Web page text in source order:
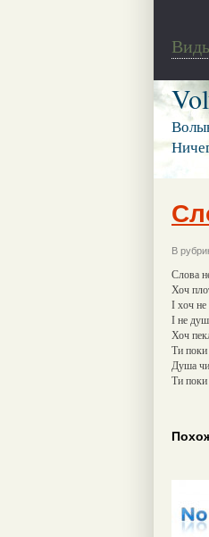
В
Слова
Хоч
І хоч
І не
Хоч
Ти поки
Душа чи
Ти